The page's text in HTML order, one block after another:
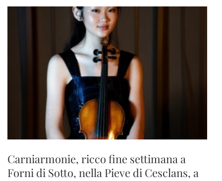
Carniarmonie, ricco fine settimana a
Forni di Sotto, nella Pieve di Cesclans, a